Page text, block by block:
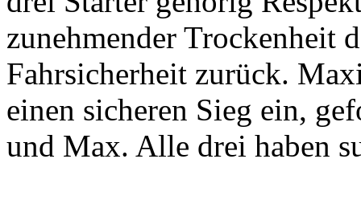
zunehmender Trockenheit
Fahrsicherheit zurück.
einen sicheren Sieg ein,
und Max. Alle drei haben